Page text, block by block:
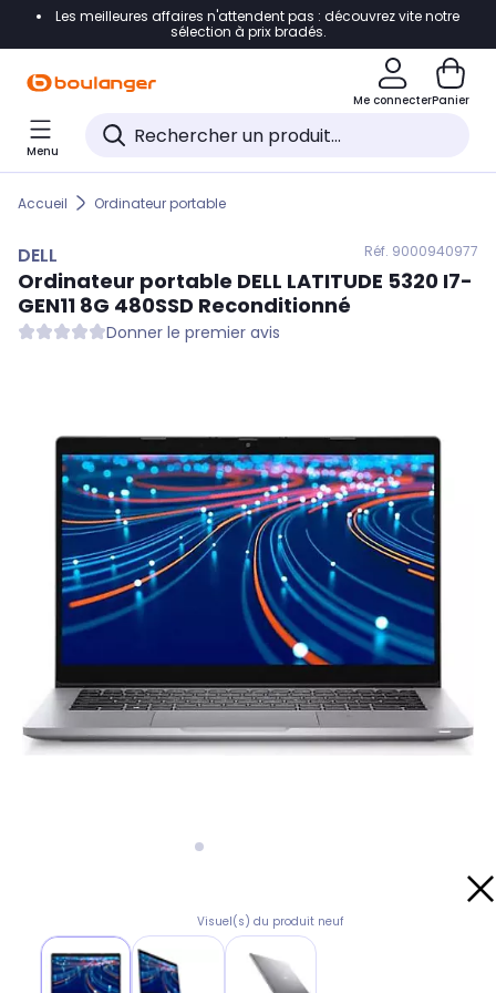
Accéder directement à la navigation
Accéder directement au pied de page
Accéder directement au chatbot
Les meilleures affaires n'attendent pas : découvrez vite notre
sélection à prix bradés.
Me connecterPanier
Menu
Accueil Ordinateur portable
DELL Réf. 9000940977
Ordinateur portable DELL LATITUDE 5320 I7-
GEN11 8G 480SSD Reconditionné
Donner le premier avis
Visuel(s) du produit neuf